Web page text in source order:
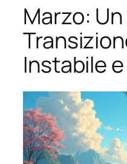
Marzo:
Instabile